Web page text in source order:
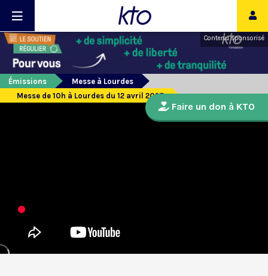
Contenu sponsorisé
Émissions
Messe à Lourdes
Messe de 10h à Lourdes du 12 avril 2025
Faire un don à KTO